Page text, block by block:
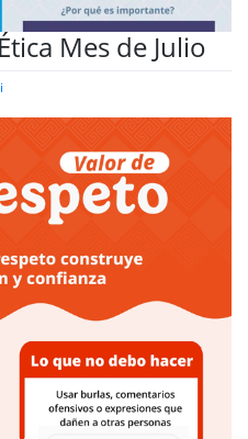
Mes de Julio